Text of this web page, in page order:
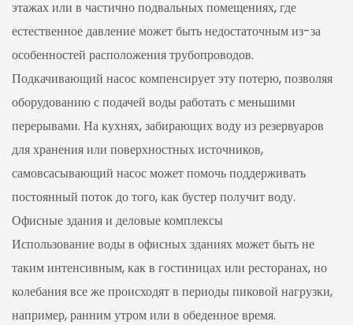
этажах или в частично подвальных помещениях, где
естественное давление может быть недостаточным из-за
особенностей расположения трубопроводов.
Подкачивающий насос компенсирует эту потерю, позволяя
оборудованию с подачей воды работать с меньшими
перерывами. На кухнях, забирающих воду из резервуаров
для хранения или поверхностных источников,
самовсасывающий насос может помочь поддерживать
постоянный поток до того, как бустер получит воду.
Офисные здания и деловые комплексы
Использование воды в офисных зданиях может быть не
таким интенсивным, как в гостиницах или ресторанах, но
колебания все же происходят в периоды пиковой нагрузки,
например, ранним утром или в обеденное время.